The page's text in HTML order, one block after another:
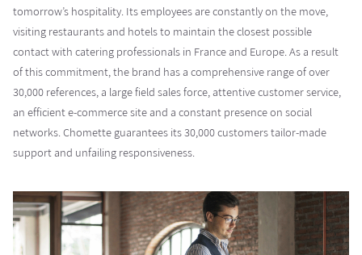
tomorrow’s hospitality. Its employees are constantly on the move,
visiting restaurants and hotels to maintain the closest possible
contact with catering professionals in France and Europe. As a result
of this commitment, the brand has a comprehensive range of over
30,000 references, a large field sales force, attentive customer service,
an efficient e-commerce site and a constant presence on social
networks. Chomette guarantees its 30,000 customers tailor-made
support and unfailing responsiveness.